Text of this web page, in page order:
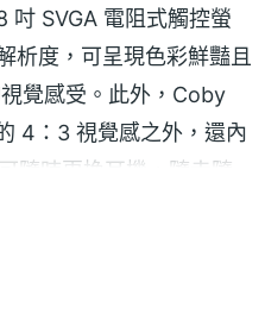
SVGA 電阻式觸控螢
析度，可呈現色彩鮮豔且
覺感受。此外，Coby
4：3 視覺感之外，還內
隨時更換耳機，隨走隨